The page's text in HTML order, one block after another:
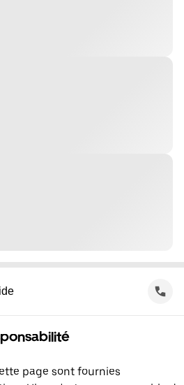
page sont fournies